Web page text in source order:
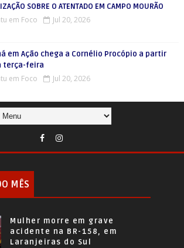
SOBRE O ATENTADO EM CAMPO MOURÃO
em Foco Jul 20, 2026
em Ação chega a Cornélio Procópio a partir
terça-feira
em Foco Jul 20, 2026
MÊS
Mulher morre em grave
acidente na BR-158, em
Laranjeiras do Sul